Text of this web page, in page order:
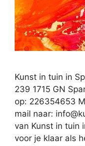
Kunst in tuin in
239 1715 GN
op: 226354653
mail naar:
van Kunst in tuin
voor je klaar als